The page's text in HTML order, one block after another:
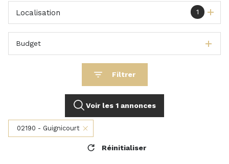
1
Localisation
Budget
Filtrer
Voir les 1 annonces
02190 - Guignicourt
Réinitialiser